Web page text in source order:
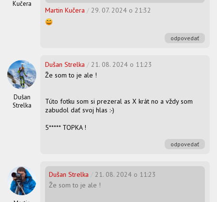
Kučera
Martin Kučera / 29. 07. 2024 o 21:32
odpovedať
Dušan
Strelka
Dušan Strelka / 21. 08. 2024 o 11:23
Že som to je ale !
Túto fotku som si prezeral as X krát no a vždy som
zabudol dať svoj hlas :-)
5***** TOPKA !
odpovedať
Dušan Strelka
21. 08. 2024 o 11:23
Že som to je ale !